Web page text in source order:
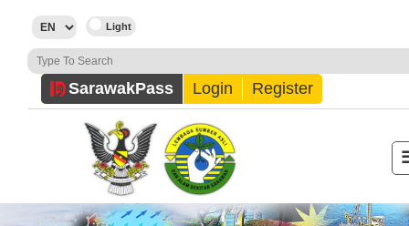
SarawakPass Login Register